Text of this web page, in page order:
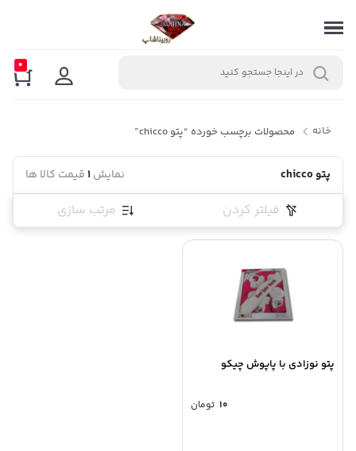
0
خانه محصولات برچسب خورده “پتو chicco”
پتو chicco نمایش1قیمت کالا ها
فیلتر کردن مرتب سازی
پتو نوزادی با پاپوش چیکو
۱۰ تومان